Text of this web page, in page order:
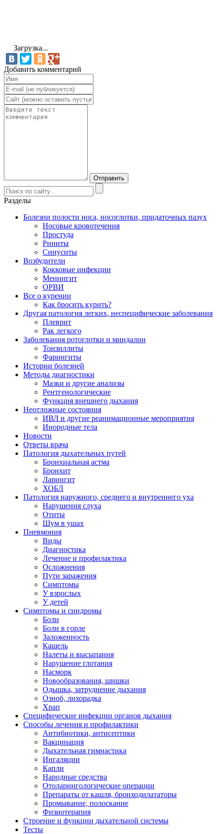
Загрузка...
Добавить комментарий
Разделы
Болезни полости носа, носоглотки, придаточных пазух
Носовые кровотечения
Простуда
Риниты
Синуситы
Возбудители
Кокковые инфекции
Менингит
ОРВИ
Все о курении
Как бросить курить?
Другая патология легких, неспецифические заболевания
Плеврит
Рак легкого
Заболевания ротоглотки и миндалин
Тонзиллиты
Фарингиты
Истории болезней
Методы диагностики
Мазки и другие анализы
Рентгенологические
Функция внешнего дыхания
Неотложные состояния
ИВЛ и другие реанимационные мероприятия
Инородные тела
Новости
Ответы врача
Патология дыхательных путей
Бронхиальная астма
Бронхит
Ларингит
ХОБЛ
Патология наружного, среднего и внутреннего уха
Нарушения слуха
Отиты
Шум в ушах
Пневмония
Виды
Диагностика
Лечение и профилактика
Осложнения
Пути заражения
Симптомы
У взрослых
У детей
Симптомы и синдромы
Боли
Боли в горле
Заложенность
Кашель
Налеты и высыпания
Нарушение глотания
Насморк
Новообразования, шишки
Одышка, затруднение дыхания
Озноб, лихорадка
Храп
Специфические инфекции органов дыхания
Способы лечения и профилактики
Антибиотики, антисептики
Вакцинация
Дыхательная гимнастика
Ингаляции
Капли
Народные средства
Отоларингологические операции
Препараты от кашля, бронходилататоры
Промывание, полоскание
Физиотерапия
Строение и функции дыхательной системы
Тесты